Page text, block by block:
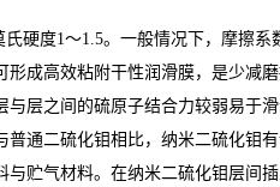
硬度1～1.5。一般情况下，摩擦
成高效粘附干性润滑膜，是少减
层之间的硫原子结合力较弱易于
通二硫化钼相比，纳米二硫化钼
贮气材料。在纳米二硫化钼层间